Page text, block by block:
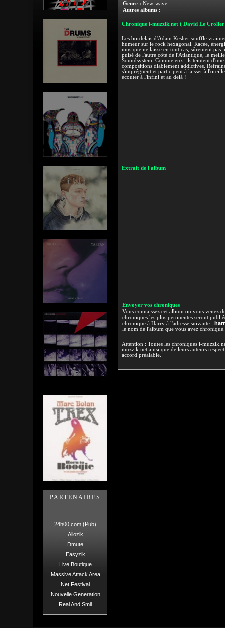
PARTENAIRES
24h00.com (Pub)
Allozik
Dmute
Easyzik
Live Boutique
Massive Attack Area
Net Festival
Nouvelle Generation
Real And Smil
Genre : New-wave
Autres albums :
Chronique i-muzzik.net ( David Le Croller
Les bordelais d'Adam Kesher souffle
humeur sur le rock hexagonal. Racée,
musique ne laisse en tout cas, sûrement pas
puisé de l'autre côté de l'Atlantique, le
Soundsystem. Comme eux, ils teintent
compositions diablement addictives.
s'imprégnent et participent à laisser à
écouter à l'infini et au delà !
Extrait de l'album
Envoyer vos chroniques
Vous connaissez cet album ou vous venez
chroniques les plus pertinentes seront
chronique à Harry à l'adresse suivante :
le nom de l'album que vous avez
Attention : Toutes les chroniques i-
muzzik.net ainsi que de leurs auteurs
accord préalable.